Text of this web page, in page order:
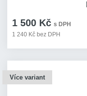
1 500 Kč s DPH
1 240 Kč bez DPH
Více variant